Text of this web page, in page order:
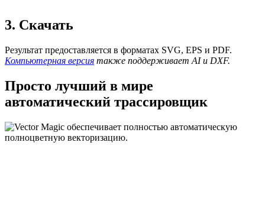
3. Скачать
Результат предоставляется в форматах SVG, EPS и PDF.
Компьютерная версия также поддерживает AI и DXF.
Просто лучший в мире
автоматический трассировщик